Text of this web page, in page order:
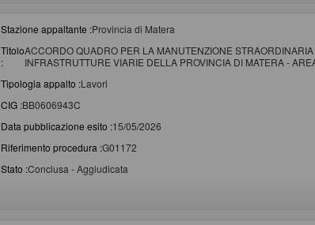
Stazione appaltante :Provincia di Matera
Titolo
:
ACCORDO QUADRO PER LA MANUTENZIONE
INFRASTRUTTURE VIARIE DELLA PROVINCIA DI MATERA -
Tipologia appalto :Lavori
CIG :BB0606943C
Data pubblicazione esito :15/05/2026
Riferimento procedura :G01172
Stato :Conclusa - Aggiudicata